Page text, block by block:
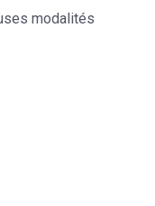
modalités